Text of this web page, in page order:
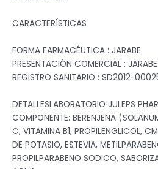
CARACTERÍSTICAS
FORMA FARMACÉUTICA : JARABE
PRESENTACIÓN COMERCIAL :
REGISTRO SANITARIO : SD2012-
DETALLESLABORATORIO JULEPS
COMPONENTE: BERENJENA
C, VITAMINA B1, PROPILENGLICOL,
DE POTASIO, ESTEVIA,
PROPILPARABENO SODICO,